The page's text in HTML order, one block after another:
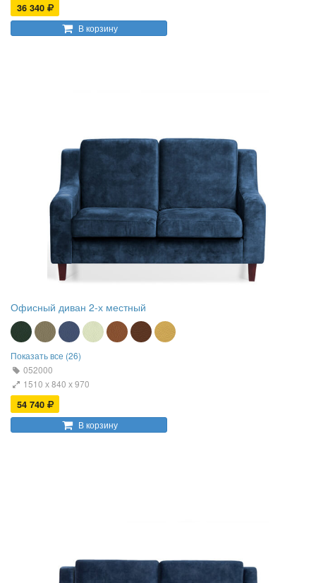
36 340
В корзину
Офисный диван 2-х местный
Показать все (26)
052000
1510 х 840 х 970
54 740
В корзину